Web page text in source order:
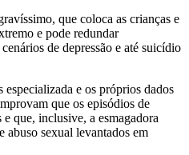
que coloca as crianças e
e pode redundar
de depressão e até suicídio
especializada e os próprios dados
que os episódios de
e que, inclusive, a esmagadora
abuso sexual levantados em